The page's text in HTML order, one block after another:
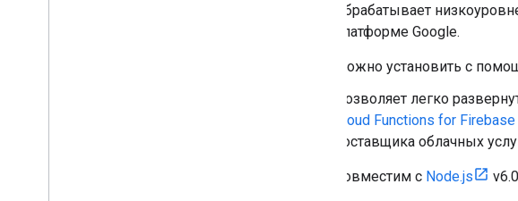
Обрабатывает
платформе Google.
Можно установить с
Позволяет легко
Cloud Functions for Firebase
поставщика облачных
Совместим с Node.js